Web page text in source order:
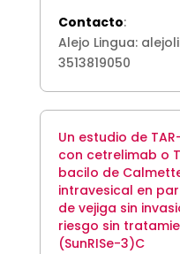
Contacto:
Alejo Lingua:
3513819050
Un estudio de
con cetrelimab o
bacilo de
intravesical en
de vejiga sin
riesgo sin
(SunRISe-3)C